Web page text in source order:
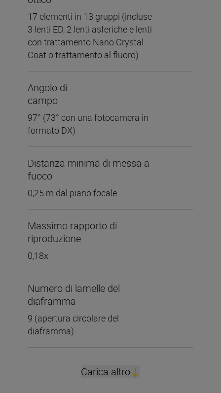
17 elementi in 13 gruppi (incluse
3 lenti ED, 2 lenti asferiche e lenti
con trattamento Nano Crystal
Coat o trattamento al fluoro)
Angolo di
campo
97° (73° con una fotocamera in
formato DX)
Distanza minima di messa a
fuoco
0,25 m dal piano focale
Massimo rapporto di
riproduzione
0,18x
Numero di lamelle del
diaframma
9 (apertura circolare del
diaframma)
Carica altro